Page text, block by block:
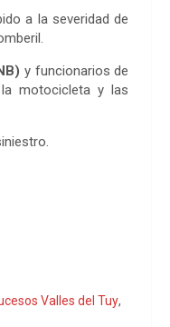
a la severidad de
y funcionarios de
motocicleta y las
Valles del Tuy,